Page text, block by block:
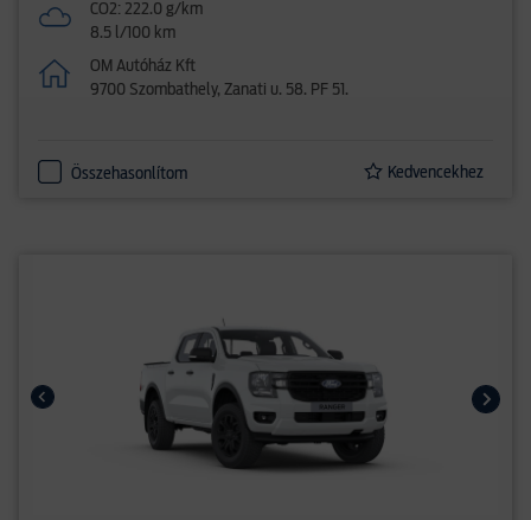
CO2: 222.0 g/km
8.5 l/100 km
OM Autóház Kft
9700 Szombathely, Zanati u. 58. PF 51.
Összehasonlítom Kedvencekhez